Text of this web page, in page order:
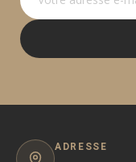
ADRESSE